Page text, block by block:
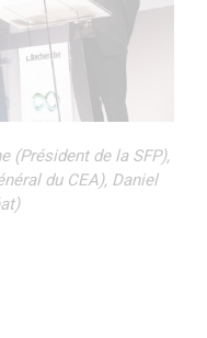
(Président de la SFP),
du CEA), Daniel